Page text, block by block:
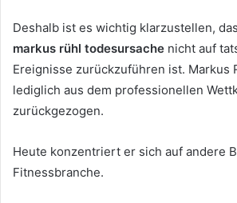
Deshalb ist es wichtig klarzustellen,
markus rühl todesursache nicht auf
Ereignisse zurückzuführen ist. Markus
lediglich aus dem professionellen
zurückgezogen.
Heute konzentriert er sich auf andere
Fitnessbranche.